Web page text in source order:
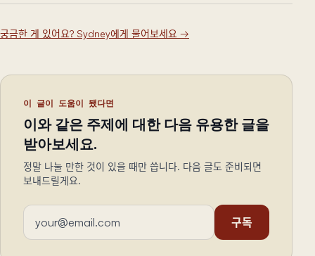
궁금한 게 있어요? Sydney에게 물어보세요 →
이 글이 도움이 됐다면
이와 같은 주제에 대한 다음 유용한 글을
받아보세요.
정말 나눌 만한 것이 있을 때만 씁니다. 다음 글도 준비되면
보내드릴게요.
이메일 주소
구독